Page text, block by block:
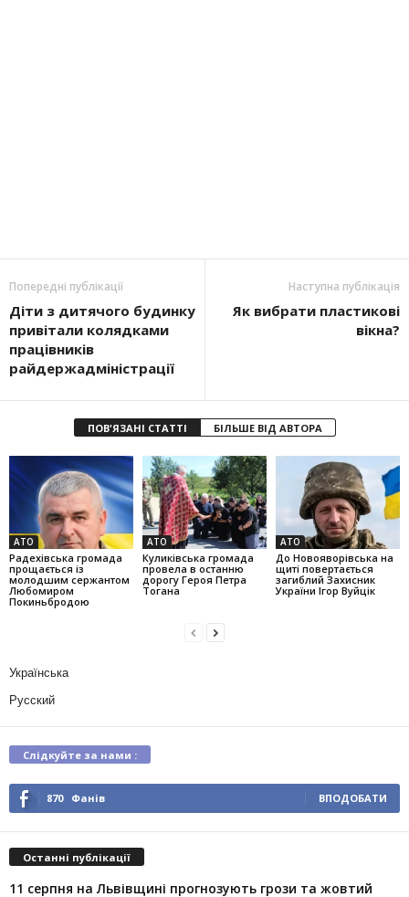
Попередні публікації
Діти з дитячого будинку
привітали колядками
працівників
райдержадміністрації
Наступна публікація
Як вибрати пластикові
вікна?
ПОВ'ЯЗАНІ СТАТТІ БІЛЬШЕ ВІД АВТОРА
АТО
Радехівська громада
прощається із
молодшим сержантом
Любомиром
Покиньбродою
АТО
Куликівська громада
провела в останню
дорогу Героя Петра
Тогана
АТО
До Новояворівська на
щиті повертається
загиблий Захисник
України Ігор Вуйцік
Українська
Русский
Слідкуйте за нами :
870 Фанів ВПОДОБАТИ
Останні публікації
11 серпня на Львівщині прогнозують грози та жовтий